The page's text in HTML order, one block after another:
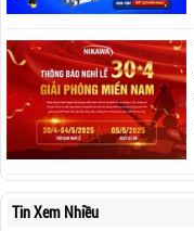
Tin Xem Nhiều